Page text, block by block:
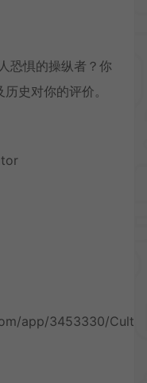
恐惧的操纵者？你
史对你的评价。
app/3453330/